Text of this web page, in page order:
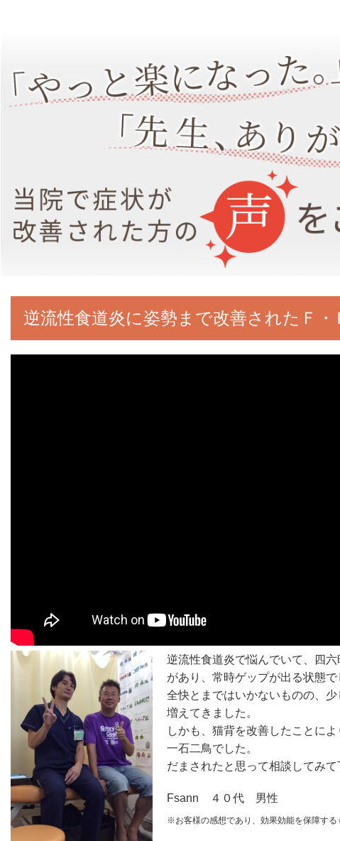
逆流性食道炎に姿勢まで改善されたＦ・
逆流性食道炎で悩んでいて、四
があり、常時ゲップが出る状態で
全快とまではいかないものの、
増えてきました。
しかも、猫背を改善したことによ
一石二鳥でした。
だまされたと思って相談してみて
Fsann ４０代 男性
※お客様の感想であり、効果効能を保障する